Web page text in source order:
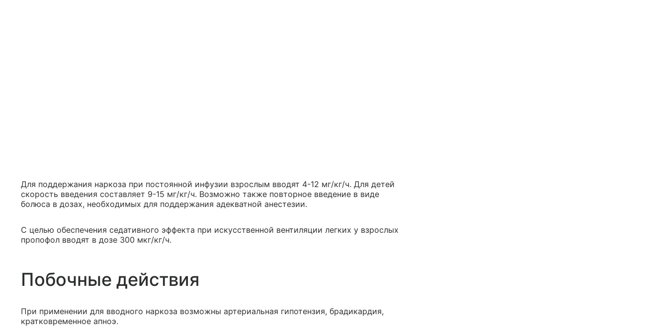
Для поддержания наркоза при постоянной инфузии взрослым вводят 4-12 мг/кг/ч. Для детей
скорость введения составляет 9-15 мг/кг/ч. Возможно также повторное введение в виде
болюса в дозах, необходимых для поддержания адекватной анестезии.
С целью обеспечения седативного эффекта при искусственной вентиляции легких у взрослых
пропофол вводят в дозе 300 мкг/кг/ч.
Побочные действия
При применении для вводного наркоза возможны артериальная гипотензия, брадикардия,
кратковременное апноэ.